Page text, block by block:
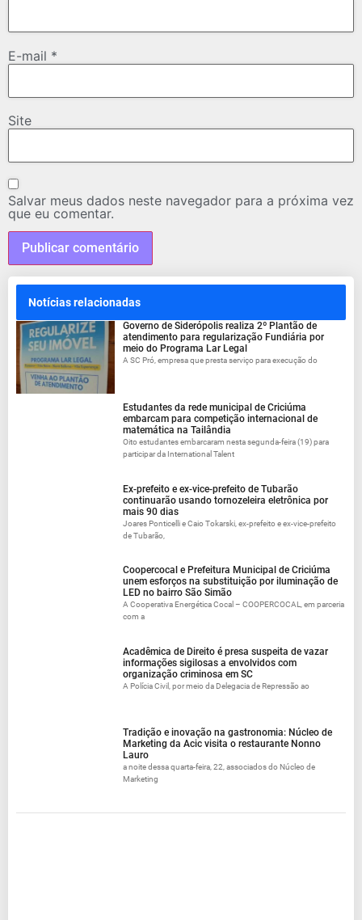
E-mail *
Site
Salvar meus dados neste navegador para a próxima vez
que eu comentar.
Notícias relacionadas
Governo de Siderópolis realiza 2º Plantão de
atendimento para regularização Fundiária por
meio do Programa Lar Legal
A SC Pró, empresa que presta serviço para execução do
Estudantes da rede municipal de Criciúma
embarcam para competição internacional de
matemática na Tailândia
Oito estudantes embarcaram nesta segunda-feira (19) para
participar da International Talent
Ex-prefeito e ex-vice-prefeito de Tubarão
continuarão usando tornozeleira eletrônica por
mais 90 dias
Joares Ponticelli e Caio Tokarski, ex-prefeito e ex-vice-prefeito
de Tubarão,
Coopercocal e Prefeitura Municipal de Criciúma
unem esforços na substituição por iluminação de
LED no bairro São Simão
A Cooperativa Energética Cocal – COOPERCOCAL, em parceria
com a
Acadêmica de Direito é presa suspeita de vazar
informações sigilosas a envolvidos com
organização criminosa em SC
A Polícia Civil, por meio da Delegacia de Repressão ao
Tradição e inovação na gastronomia: Núcleo de
Marketing da Acic visita o restaurante Nonno
Lauro
a noite dessa quarta-feira, 22, associados do Núcleo de
Marketing